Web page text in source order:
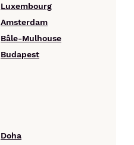
Luxembourg
Amsterdam
Bâle-Mulhouse
Budapest
Doha